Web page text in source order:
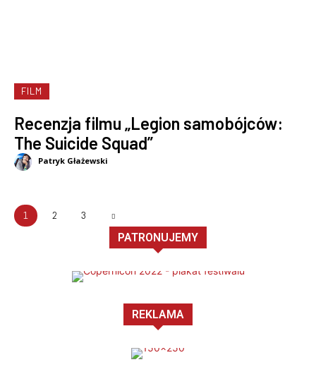
FILM
Recenzja filmu „Legion samobójców:
The Suicide Squad”
Patryk Głażewski
1 2 3
PATRONUJEMY
REKLAMA